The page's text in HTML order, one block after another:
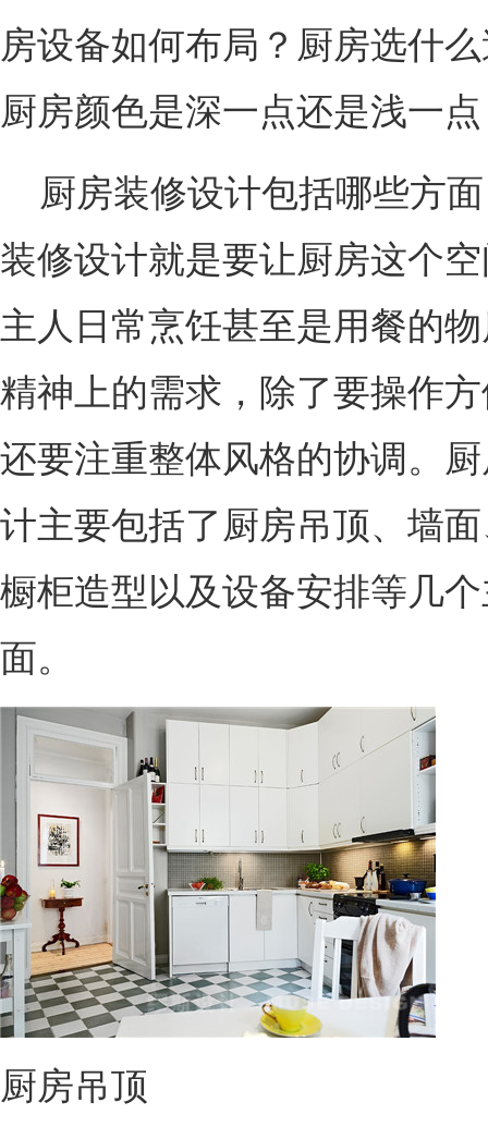
房设备如何布局？厨房选什
厨房颜色是深一点还是浅一
厨房装修设计包括哪些方
装修设计就是要让厨房这个
主人日常烹饪甚至是用餐的
精神上的需求，除了要操作
还要注重整体风格的协调。
计主要包括了厨房吊顶、墙
橱柜造型以及设备安排等几
面。
厨房吊顶